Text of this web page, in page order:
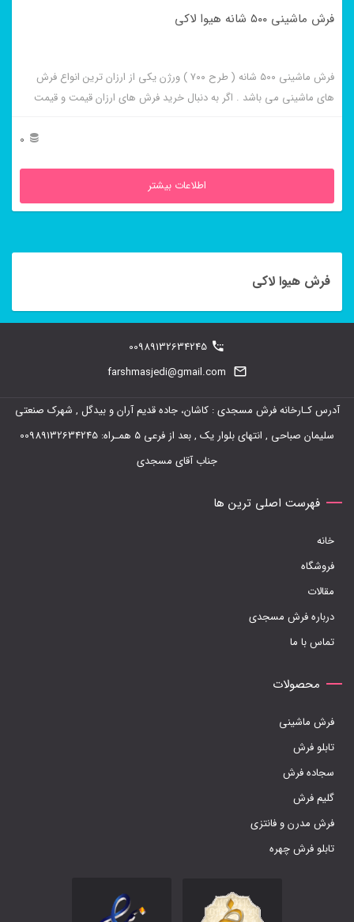
فرش ماشینی ۵۰۰ شانه هیوا لاکی
فرش ماشینی ۵۰۰ شانه ( طرح ۷۰۰ ) ورژن یکی از ارزان ترین انواع فرش
های ماشینی می باشد . اگر به دنبال خرید فرش های ارزان قیمت و قیمت
0
اطلاعات بیشتر
فرش هیوا لاکی
00989132634245
farshmasjedi@gmail.com
آدرس کـارخانه فرش مسجدی : کاشان، جاده قدیم آران و بیدگل , شهرک صنعتی
سلیمان صباحی , انتهای بلوار یک , بعد از فرعی 5 همـراه: 00989132634245
جناب آقای مسجدی
فهرست اصلی ترین ها
خانه
فروشگاه
مقالات
درباره فرش مسجدی
تماس با ما
محصولات
فرش ماشینی
تابلو فرش
سجاده فرش
گلیم فرش
فرش مدرن و فانتزی
تابلو فرش چهره